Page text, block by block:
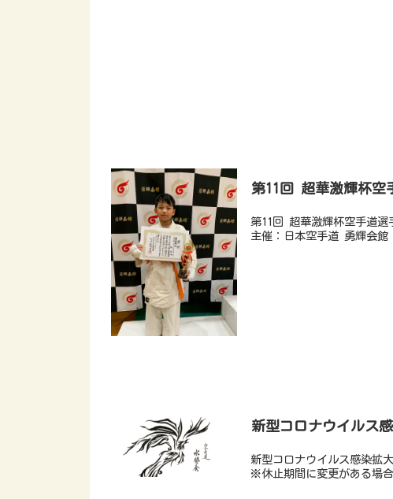
第11回 超華激輝杯空
第11回 超華激輝杯空手道
主催：日本空手道 勇輝会
新型コロナウイルス
新型コロナウイルス感染拡
※休止期間に変更がある場